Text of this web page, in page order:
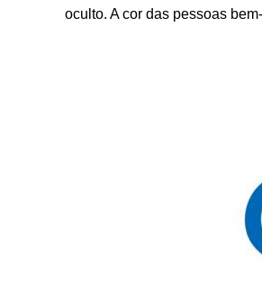
oculto. A cor das pessoas